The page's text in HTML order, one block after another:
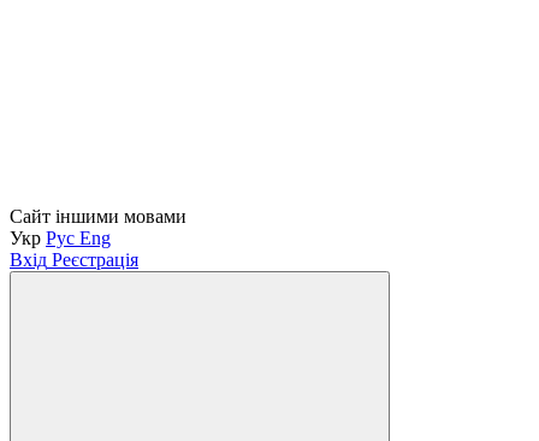
Сайт іншими мовами
Укр Рус Eng
Вхід Реєстрація